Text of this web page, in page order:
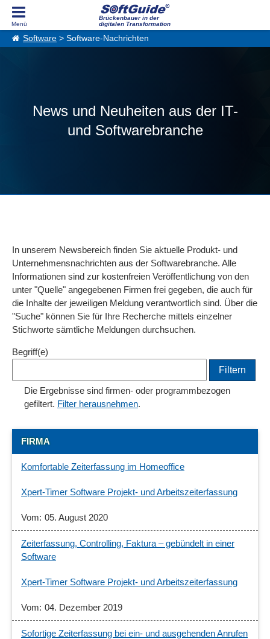
Brückenbauer in der
digitalen Transformation
Software > Software-Nachrichten
News und Neuheiten aus der IT-
und Softwarebranche
In unserem Newsbereich finden Sie aktuelle Produkt- und
Unternehmensnachrichten aus der Softwarebranche. Alle
Informationen sind zur kostenfreien Veröffentlichung von den
unter "Quelle" angegebenen Firmen frei gegeben, die auch für
die Inhalte der jeweiligen Meldung verantwortlich sind. Über die
"Suche" können Sie für Ihre Recherche mittels einzelner
Stichworte sämtliche Meldungen durchsuchen.
Begriff(e)
Die Ergebnisse sind firmen- oder programmbezogen
gefiltert. Filter herausnehmen.
FIRMA
Komfortable Zeiterfassung im Homeoffice
Xpert-Timer Software Projekt- und Arbeitszeiterfassung
05. August 2020
Zeiterfassung, Controlling, Faktura – gebündelt in einer
Software
Xpert-Timer Software Projekt- und Arbeitszeiterfassung
04. Dezember 2019
Sofortige Zeiterfassung bei ein- und ausgehenden Anrufen